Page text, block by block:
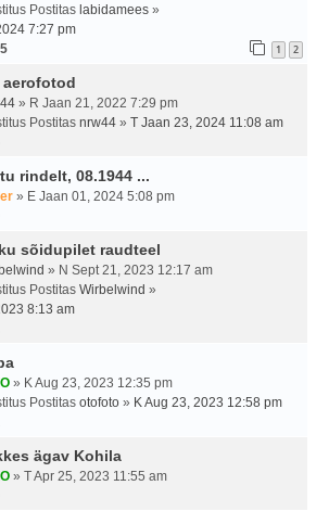
Postitas labidamees »
7:27 pm
1 2
» R Jaan 21, 2022 7:29 pm
Postitas nrw44 » T Jaan 23, 2024 11:08 am
rindelt, 08.1944 ...
» E Jaan 01, 2024 5:08 pm
sõidupilet raudteel
» N Sept 21, 2023 12:17 am
Postitas Wirbelwind »
8:13 am
» K Aug 23, 2023 12:35 pm
Postitas otofoto » K Aug 23, 2023 12:58 pm
ägav Kohila
» T Apr 25, 2023 11:55 am